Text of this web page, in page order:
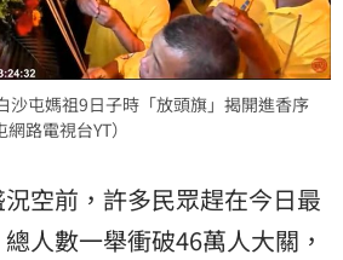
沙屯媽祖9日子時「放頭旗」揭開進香序
路電視台YT）
空前，許多民眾趕在今日最
人數一舉衝破46萬人大關，